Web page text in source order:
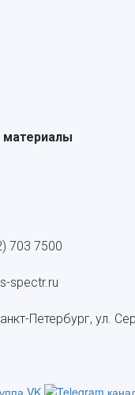
703 7500
spectr.ru
Петербург, ул.